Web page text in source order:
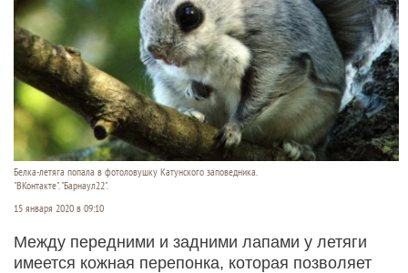
Белка-летяга попала в фотоловушку Катунского заповедника.
"ВКонтакте". "Барнаул22".
15 января 2020 в 09:10
Между передними и задними лапами у летяги
имеется кожная перепонка, которая позволяет